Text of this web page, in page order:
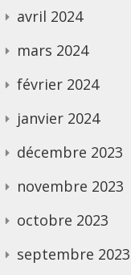
avril 2024
mars 2024
février 2024
janvier 2024
décembre 2023
novembre 2023
octobre 2023
septembre 2023